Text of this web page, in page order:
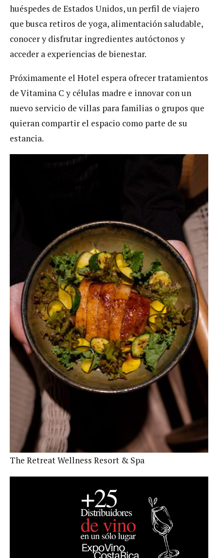
huéspedes de Estados Unidos, un perfil de viajero
que busca retiros de yoga, alimentación saludable,
conocer y disfrutar ingredientes autóctonos y
acceder a experiencias de bienestar.
Próximamente el Hotel espera ofrecer tratamientos
de Vitamina C y células madre e innovar con un
nuevo servicio de villas para familias o grupos que
quieran compartir el espacio como parte de su
estancia.
The Retreat Wellness Resort & Spa